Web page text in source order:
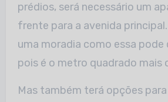
prédios, será necessário um
frente para a avenida
uma moradia como essa pode
pois é o metro quadrado mais
Mas também terá opções